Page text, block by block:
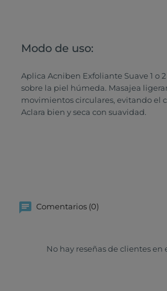
Modo de uso:
Aplica Acniben Exfoliante Suave 1 o
sobre la piel húmeda. Masajea
movimientos circulares, evitando el
Aclara bien y seca con suavidad.
Comentarios (0)
No hay reseñas de clientes en